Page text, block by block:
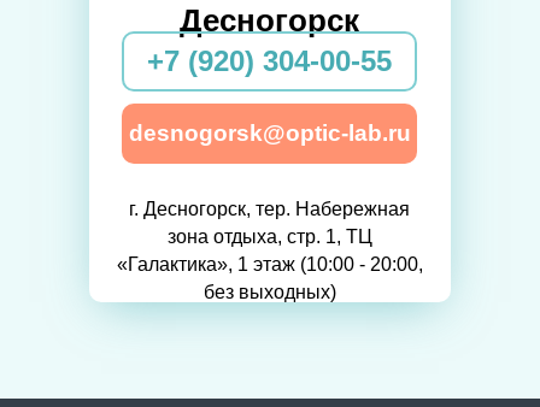
Десногорск
+7 (920) 304-00-55
desnogorsk@optic-lab.ru
г. Десногорск, тер. Набережная
зона отдыха, стр. 1, ТЦ
«Галактика», 1 этаж (10:00 - 20:00,
без выходных)